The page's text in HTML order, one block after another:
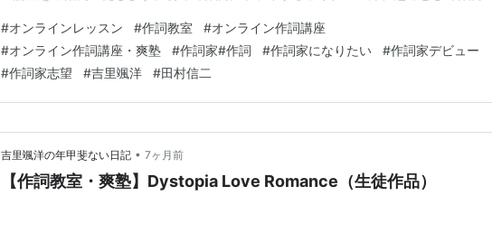
れも歓迎いたします。初めて作詞に取り組む方なら、すべてのカリキュラムを終えた後
には『作詞を一生の趣味として楽しんでいける』よう…
#オンラインレッスン #作詞教室 #オンライン作詞講座
#オンライン作詞講座・爽塾 #作詞家#作詞 #作詞家になりたい #作詞家デビュー
#作詞家志望 #吉里颯洋 #田村信二
吉里颯洋の年甲斐ない日記 • 7ヶ月前
【作詞教室・爽塾】Dystopia Love Romance（生徒作品）